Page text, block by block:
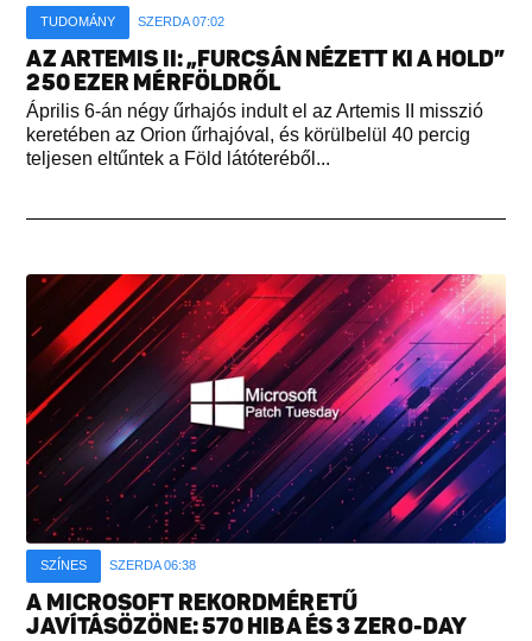
TUDOMÁNY SZERDA 07:02
AZ ARTEMIS II: „FURCSÁN NÉZETT KI A HOLD”
250 EZER MÉRFÖLDRŐL
Április 6-án négy űrhajós indult el az Artemis II misszió
keretében az Orion űrhajóval, és körülbelül 40 percig
teljesen eltűntek a Föld látóteréből...
SZÍNES SZERDA 06:38
A MICROSOFT REKORDMÉRETŰ
JAVÍTÁSÖZÖNE: 570 HIBA ÉS 3 ZERO-DAY